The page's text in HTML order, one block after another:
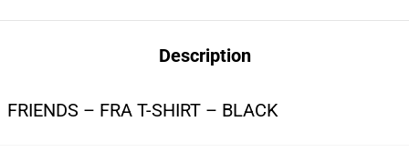
Description
FRIENDS – FRA T-SHIRT – BLACK